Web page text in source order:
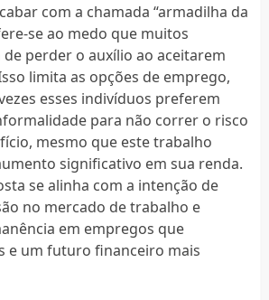
com a chamada “armadilha da
se ao medo que muitos
perder o auxílio ao aceitarem
limita as opções de emprego,
esses indivíduos preferem
para não correr o risco
mesmo que este trabalho
significativo em sua renda.
se alinha com a intenção de
no mercado de trabalho e
em empregos que
e um futuro financeiro mais